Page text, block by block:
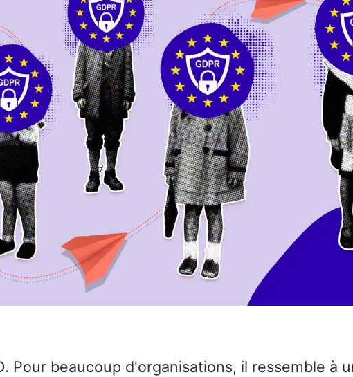
Pour beaucoup d'organisations, il ressemble à